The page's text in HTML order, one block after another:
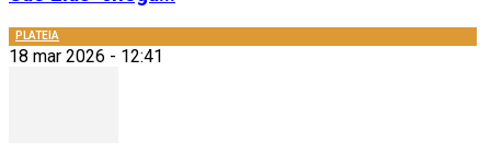
PLATEIA
18 mar 2026 - 12:41